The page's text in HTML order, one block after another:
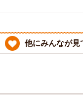
他にみんなが見